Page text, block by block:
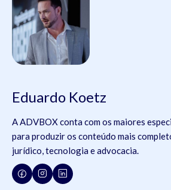
Eduardo Koetz
A ADVBOX conta com os maiores
para produzir os conteúdo mais
jurídico, tecnologia e advocacia.